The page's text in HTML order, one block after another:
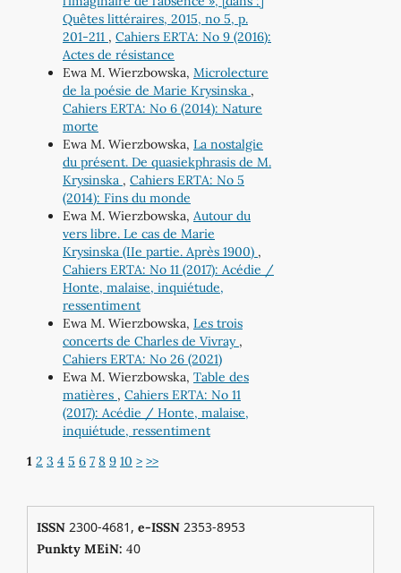
Quêtes littéraires, 2015, no 5, p.
201-211 , Cahiers ERTA: No 9 (2016):
Actes de résistance
Ewa M. Wierzbowska, Microlecture
de la poésie de Marie Krysinska ,
Cahiers ERTA: No 6 (2014): Nature
morte
Ewa M. Wierzbowska, La nostalgie
du présent. De quasiekphrasis de M.
Krysinska , Cahiers ERTA: No 5
(2014): Fins du monde
Ewa M. Wierzbowska, Autour du
vers libre. Le cas de Marie
Krysinska (IIe partie. Après 1900) ,
Cahiers ERTA: No 11 (2017): Acédie /
Honte, malaise, inquiétude,
ressentiment
Ewa M. Wierzbowska, Les trois
concerts de Charles de Vivray ,
Cahiers ERTA: No 26 (2021)
Ewa M. Wierzbowska, Table des
matières , Cahiers ERTA: No 11
(2017): Acédie / Honte, malaise,
inquiétude, ressentiment
1 2 3 4 5 6 7 8 9 10 > >>
ISSN2300-4681, e-ISSN2353-8953
Punkty MEiN: 40